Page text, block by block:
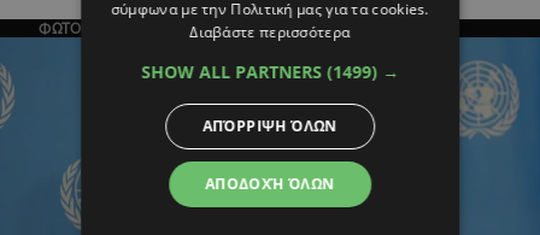
ΦΩΤΟΓΡΑΦΙΑ ΤΗΣ ΗΜΕΡΑΣ
σύμφωνα με την Πολιτική μας για τα cookies.
Διαβάστε περισσότερα
SHOW ALL PARTNERS (1499) →
ΑΠΟΔΟΧΉ ΌΛΩΝ
ΑΠΌΡΡΙΨΗ ΌΛΩΝ